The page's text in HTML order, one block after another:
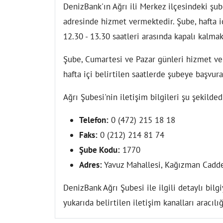
DenizBank'ın Ağrı ili Merkez ilçesindeki
adresinde hizmet vermektedir. Şube, hafta
12.30 - 13.30 saatleri arasında kapalı
Şube, Cumartesi ve Pazar günleri hizmet
hafta içi belirtilen saatlerde şubeye
Ağrı Şubesi'nin iletişim bilgileri şu
Telefon: 0 (472) 215 18 18
Faks: 0 (212) 214 81 74
Şube Kodu: 1770
Adres:Yavuz Mahallesi, Kağızman
DenizBank Ağrı Şubesi ile ilgili detaylı
yukarıda belirtilen iletişim kanalları